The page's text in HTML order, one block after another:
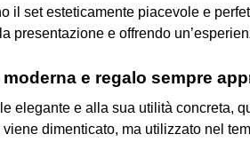
il set esteticamente piacevole e
presentazione e offrendo
e regalo sempre
elegante e alla sua utilità concreta,
dimenticato, ma utilizzato nel